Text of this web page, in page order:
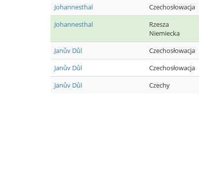
Johannesthal
Czechosłowacja
Johannesthal
Rzesza
Niemiecka
Janův Důl Czechosłowacja
Janův Důl
Czechosłowacja
Janův Důl
Czechy